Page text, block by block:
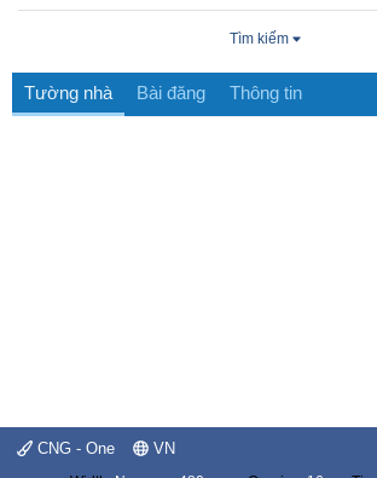
Tìm kiếm
Tường nhà Bài đăng Thông tin
CNG - One VN